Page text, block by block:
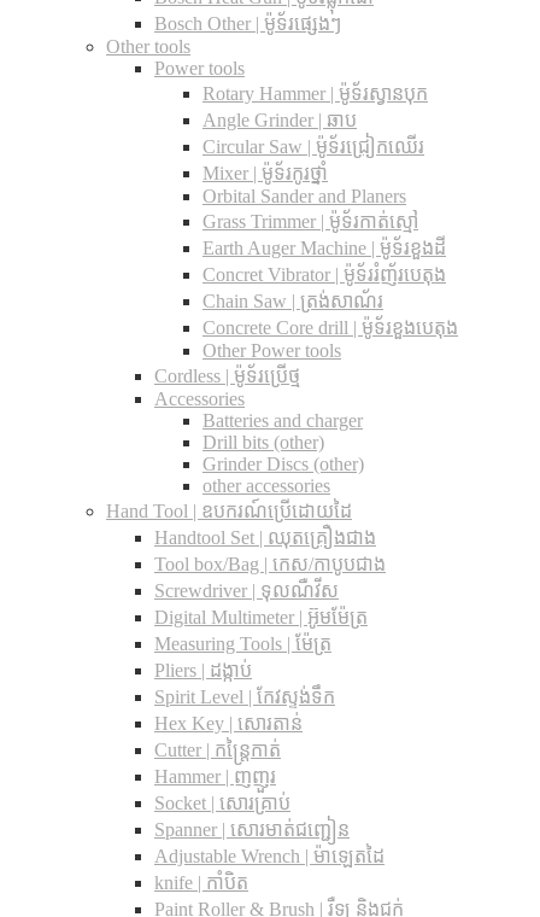
Bosch Other | ម៉ូទ័រផ្សេងៗ
Other tools
Power tools
Rotary Hammer | ម៉ូទ័រស្វានបុក
Angle Grinder | ឆាប
Circular Saw​ | ម៉ូទ័រជ្រៀកឈើរ
Mixer | ម៉ូទ័រកូរថ្នាំ
Orbital Sander and Planers
Grass Trimmer | ម៉ូទ័រកាត់ស្មៅ
Earth Auger Machine | ម៉ូទ័រខួងដី
Concret Vibrator | ម៉ូទ័ររំញ័របេតុង
Chain Saw | ត្រង់សាណ័រ
Concrete Core drill | ម៉ូទ័រខួងបេតុង
Other Power tools
Cordless​ | ម៉ូទ័រប្រើថ្ម
Accessories
Batteries and charger
Drill bits (other)
Grinder Discs (other)
other accessories
Hand Tool | ឧបករណ៍ប្រើដោយដៃ
Handtool Set | ឈុតគ្រឿងជាង
Tool box/Bag | កេស/កាបូបជាង
Screwdriver | ទុលណឺវីស
Digital Multimeter | អ៊ូមម៉ែត្រ
Measuring Tools | ម៉ែត្រ
Pliers | ដង្កាប់
Spirit Level | កែវស្ទង់ទឹក
Hex Key | សោរតាន់
Cutter | កន្រ្តៃកាត់
Hammer | ញញួរ
Socket | សោរគ្រាប់
Spanner |​ សោរមាត់ជញ្ជៀន
Adjustable Wrench |​ ម៉ាឡេតដៃ
knife | កាំបិត
Paint Roller & Brush | រឺឡូ និងជក់